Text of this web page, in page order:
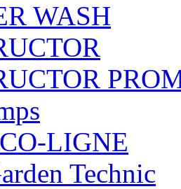
WASH
LIGNE
Technic